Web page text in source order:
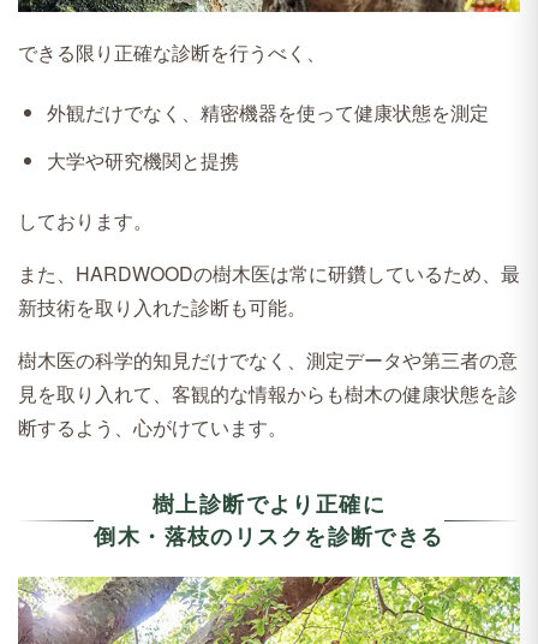
できる限り正確な診断を行うべく、
外観だけでなく、精密機器を使って健康状態を測定
大学や研究機関と提携
しております。
また、HARDWOODの樹木医は常に研鑽しているため、最
新技術を取り入れた診断も可能。
樹木医の科学的知見だけでなく、測定データや第三者の意
見を取り入れて、客観的な情報からも樹木の健康状態を診
断するよう、心がけています。
樹上診断でより正確に
倒木・落枝のリスクを診断できる